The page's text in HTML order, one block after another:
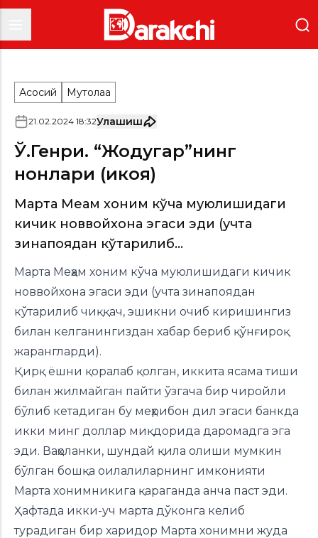
Асосий Мутолаа
21.02.2024 18:32Улашиш
Ў.Генри. “Жодугар”нинг
нонлари (ҳикоя)
Марта Меҳам хоним кўча муюлишидаги
кичик новвойхона эгаси эди (учта
зинапо­ядан кўтарилиб...
Марта Меҳам хоним кўча муюлишидаги кичик
новвойхона эгаси эди (учта зинапо­ядан
кўтарилиб чиққач, эшикни очиб киришингиз
билан келганингиздан хабар бериб қўнғироқ
жарангларди).
Қирқ ёшни қоралаб қолган, иккита ясама тиши
билан жилмайган пайти ўзгача бир чиройли
бўлиб кетадиган бу меҳрибон дил эгаси банкда
икки минг доллар миқдорида даромадга эга
эди. Ваҳоланки, шундай қила олиши мумкин
бўлган бошқа оилалиларнинг имконияти
Марта хонимникига қараганда анча паст эди.
Ҳафтада икки-уч марта дўконга келиб
турадиган бир харидор Марта хонимни жуда